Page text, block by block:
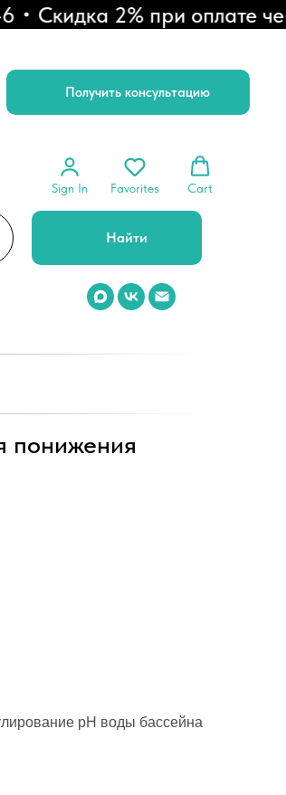
Скидка 2% при оплате
Получить консультацию
Sign In Favorites Cart
Найти
pH воды бассейна